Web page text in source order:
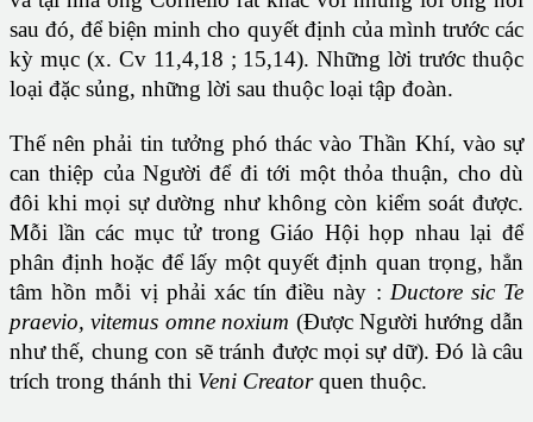
sau đó, để biện minh cho quyết định của mình trước các
kỳ mục (x. Cv 11,4,18 ; 15,14). Những lời trước thuộc
loại đặc sủng, những lời sau thuộc loại tập đoàn.
Thế nên phải tin tưởng phó thác vào Thần Khí, vào sự
can thiệp của Người để đi tới một thỏa thuận, cho dù
đôi khi mọi sự dường như không còn kiểm soát được.
Mỗi lần các mục tử trong Giáo Hội họp nhau lại để
phân định hoặc để lấy một quyết định quan trọng, hẳn
tâm hồn mỗi vị phải xác tín điều này : Ductore sic Te
praevio, vitemus omne noxium (Được Người hướng dẫn
như thế, chung con sẽ tránh được mọi sự dữ). Đó là câu
trích trong thánh thi Veni Creatorquen thuộc.